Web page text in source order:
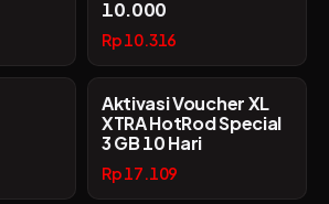
10.000
Rp 10.316
Aktivasi Voucher XL
XTRA HotRod Special
3 GB 10 Hari
Rp 17.109